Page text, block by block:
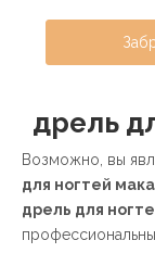
дрель
Возможно, вы
для ногтей
дрель для